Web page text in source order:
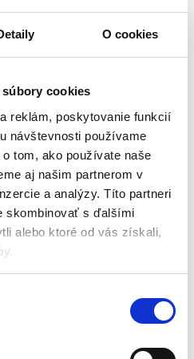
O cookies
cookies
reklám, poskytovanie funkcií
návštevnosti používame
tom, ako používate naše
aj našim partnerom v
a analýzy. Títo partneri
skombinovať s ďalšími
alebo ktoré od vás získali,
Balenie
SPA, 3 ks,
Ak sa rozhodnete kúpiť čistiacu
uľahčíte.
SPA